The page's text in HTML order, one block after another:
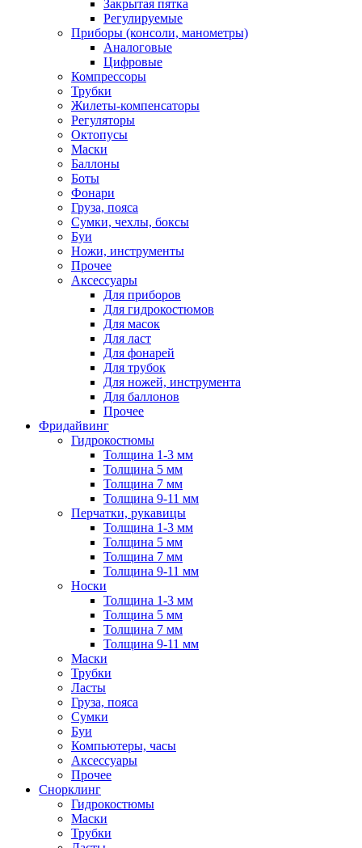
Закрытая пятка
Регулируемые
Приборы (консоли, манометры)
Аналоговые
Цифровые
Компрессоры
Трубки
Жилеты-компенсаторы
Регуляторы
Октопусы
Маски
Баллоны
Боты
Фонари
Груза, пояса
Сумки, чехлы, боксы
Буи
Ножи, инструменты
Прочее
Аксессуары
Для приборов
Для гидрокостюмов
Для масок
Для ласт
Для фонарей
Для трубок
Для ножей, инструмента
Для баллонов
Прочее
Фридайвинг
Гидрокостюмы
Толщина 1-3 мм
Толщина 5 мм
Толщина 7 мм
Толщина 9-11 мм
Перчатки, рукавицы
Толщина 1-3 мм
Толщина 5 мм
Толщина 7 мм
Толщина 9-11 мм
Носки
Толщина 1-3 мм
Толщина 5 мм
Толщина 7 мм
Толщина 9-11 мм
Маски
Трубки
Ласты
Груза, пояса
Сумки
Буи
Компьютеры, часы
Аксессуары
Прочее
Снорклинг
Гидрокостюмы
Маски
Трубки